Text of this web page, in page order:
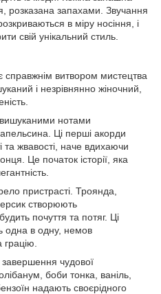
розказана запахами. Звучання
в міру носіння, і
свій унікальний стиль.
витвором мистецтва
і незрівнянно жіночний,
вишуканими нотами
Ці перші акорди
та жвавості, наче вдихаючи
Це початок історії, яка
пристрасті. Троянда,
створюють
почуття та потяг. Ці
одна в одну, немов
грацію.
завершення чудової
боби тонка, ваніль,
надають своєрідного